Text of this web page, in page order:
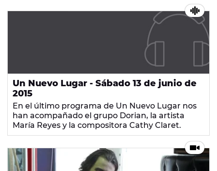
Un Nuevo Lugar - Sábado 13 de junio de
2015
En el último programa de Un Nuevo Lugar nos
han acompañado el grupo Dorian, la artista
María Reyes y la compositora Cathy Claret.